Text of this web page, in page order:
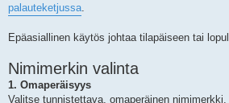
palauteketjussa
Epäasiallinen käytös johtaa tilapäiseen tai
Nimimerkin valinta
1. Omaperäisyys
Valitse tunnistettava, omaperäinen nimimerkki.